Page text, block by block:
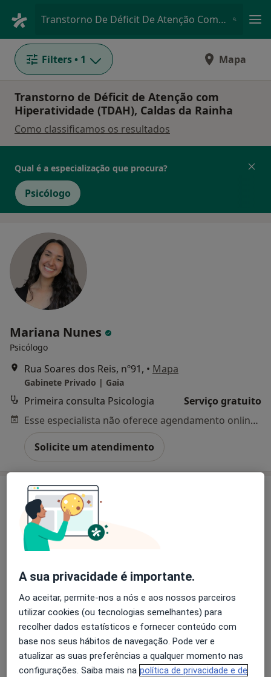
Transtorno De Déficit De Atenção Com Hiperatividade Tdah • Caldas da Rainha, Leiria
Filters • 1 Mapa
Transtorno de Déficit de Atenção com
Hiperatividade (TDAH), Caldas da Rainha
Como classificamos os resultados
Qual é a especialização que procura?
Psicólogo
Mariana Nunes
Psicólogo
Rua Soares dos Reis, nº91, • Mapa
Gabinete Privado | Gaia
Primeira consulta Psicologia
Serviço gratuito
Esse especialista não oferece agendamento online para esse endereço.
Solicite um atendimento
Francisco de Sousa Rodrigues
Psicólogo
Rua Manuel Mafra 43A, Caldas da Rainha • Mapa
Habitat das Diferenças - Saúde e Desenvolvimento
Primeira consulta Psicologia
A sua privacidade é importante.
Ao aceitar, permite-nos a nós e aos nossos parceiros
utilizar cookies (ou tecnologias semelhantes) para
recolher dados estatísticos e fornecer conteúdo com
base nos seus hábitos de navegação. Pode ver e
atualizar as suas preferências a qualquer momento nas
configurações. Saiba mais na política de privacidade e de